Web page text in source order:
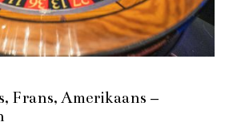
Frans, Amerikaans –